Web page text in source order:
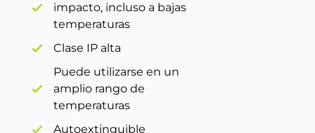
impacto, incluso a bajas
temperaturas
Clase IP alta
Puede utilizarse en un
amplio rango de
temperaturas
Autoextinguible